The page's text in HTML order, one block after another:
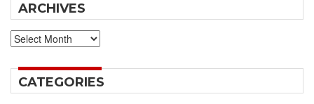
ARCHIVES
Archives
CATEGORIES